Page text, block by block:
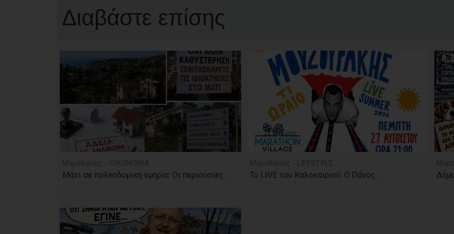
Διαβάστε επίσης
Μάτι σε πολεοδομική ομηρία: Οι περιουσίες... Το LIVE του Καλοκαιριού: Ο Πάνος...